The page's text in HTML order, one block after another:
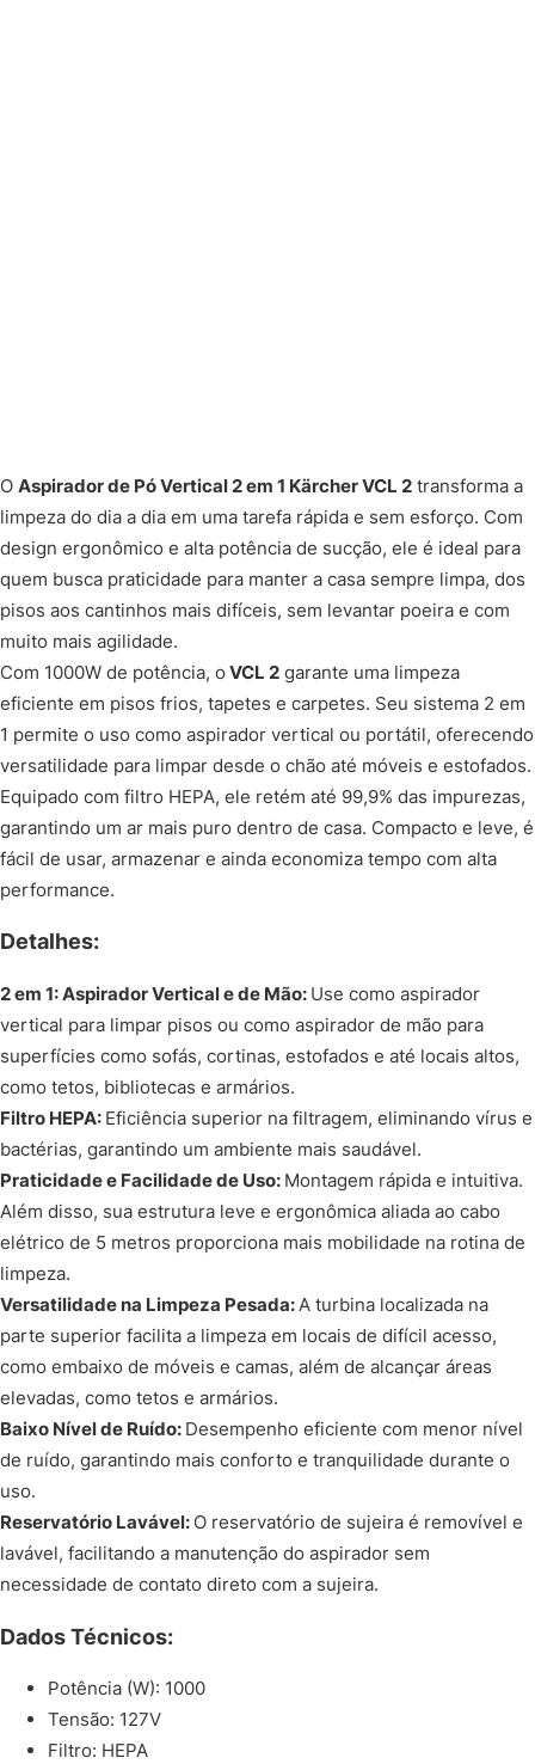
O Aspirador de Pó Vertical 2 em 1 Kärcher VCL 2 transforma a
limpeza do dia a dia em uma tarefa rápida e sem esforço. Com
design ergonômico e alta potência de sucção, ele é ideal para
quem busca praticidade para manter a casa sempre limpa, dos
pisos aos cantinhos mais difíceis, sem levantar poeira e com
muito mais agilidade.
Com 1000W de potência, oVCL 2 garante uma limpeza
eficiente em pisos frios, tapetes e carpetes. Seu sistema 2 em
1 permite o uso como aspirador vertical ou portátil, oferecendo
versatilidade para limpar desde o chão até móveis e estofados.
Equipado com filtro HEPA, ele retém até 99,9% das impurezas,
garantindo um ar mais puro dentro de casa. Compacto e leve, é
fácil de usar, armazenar e ainda economiza tempo com alta
performance.
Detalhes:
2 em 1: Aspirador Vertical e de Mão: Use como aspirador
vertical para limpar pisos ou como aspirador de mão para
superfícies como sofás, cortinas, estofados e até locais altos,
como tetos, bibliotecas e armários.
Filtro HEPA: Eficiência superior na filtragem, eliminando vírus e
bactérias, garantindo um ambiente mais saudável.
Praticidade e Facilidade de Uso: Montagem rápida e intuitiva.
Além disso, sua estrutura leve e ergonômica aliada ao cabo
elétrico de 5 metros proporciona mais mobilidade na rotina de
limpeza.
Versatilidade na Limpeza Pesada:A turbina localizada na
parte superior facilita a limpeza em locais de difícil acesso,
como embaixo de móveis e camas, além de alcançar áreas
elevadas, como tetos e armários.
Baixo Nível de Ruído: Desempenho eficiente com menor nível
de ruído, garantindo mais conforto e tranquilidade durante o
uso.
Reservatório Lavável: O reservatório de sujeira é removível e
lavável, facilitando a manutenção do aspirador sem
necessidade de contato direto com a sujeira.
Dados Técnicos:
Potência (W): 1000
Tensão: 127V
Filtro: HEPA